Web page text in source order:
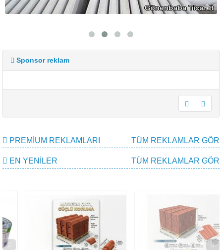
Sponsor reklam
PREMIUM REKLAMLARI TÜM REKLAMLAR GÖR
EN YENILER TÜM REKLAMLAR GÖR